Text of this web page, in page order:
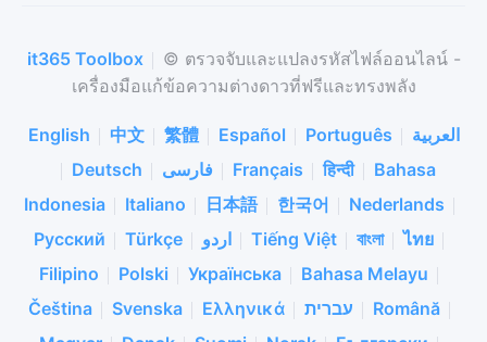
it365 Toolbox
© ตรวจจับและแปลงรหัสไฟล์ออนไลน์ -
เครื่องมือแก้ข้อความต่างดาวที่ฟรีและทรงพลัง
English 中文 繁體 Español Português
العربية
Deutsch
فارسی Français हिन्दी
Bahasa
Indonesia
Italiano 日本語 한국어
Nederlands
Русский
Türkçe اردو Tiếng Việt বাংলা
ไทย
Filipino
Polski Українська
Bahasa Melayu
Čeština
Svenska Ελληνικά עברית
Română